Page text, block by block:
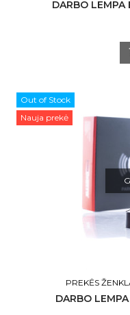
DARBO LEMPA
Out of Stock
Nauja prekė
PREKĖS
DARBO